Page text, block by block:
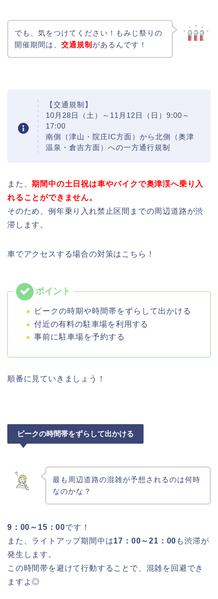
でも、気をつけてください！もみじ祭りの
開催期間は、 交通規制 があるんです！
【交通規制】
10月28日（土）～11月12日（日）9:00～
17:00
南側（津山・院庄IC方面）から北側（奥津
温泉・倉吉方面）への一方通行規制
また、期間中の土日祝は車やバイクで奥津渓へ乗り入
れることができません。
そのため、例年乗り入れ禁止区間までの周辺道路が渋
滞します。
車でアクセスする場合の対策はこちら！
ピークの時期や時間帯をずらして出かける
付近の有料の駐車場を利用する
事前に駐車場を予約する
順番に見ていきましょう！
ピークの時間帯をずらして出かける
最も周辺道路の混雑が予想されるのは何時
なのかな？
9：00～15：00です！
また、ライトアップ期間中は17：00～21：00 も渋滞が
発生します。
この時間帯を避けて行動することで、混雑を回避でき
ますよ◎